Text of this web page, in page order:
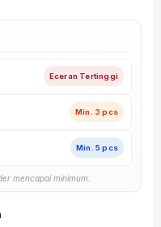
Eceran Tertinggi
Min. 3 pcs
Min. 5 pcs
mencapai minimum.